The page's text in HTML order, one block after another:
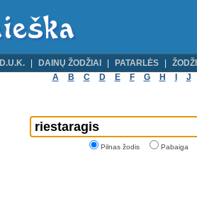
D.U.K. DAINŲ ŽODŽIAI PATARLĖS
A
B C D E F G H J
Pilnas žodis Pabaiga